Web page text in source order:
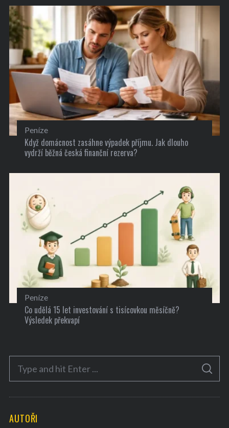
Peníze
Když domácnost zasáhne výpadek příjmu. Jak dlouho
vydrží běžná česká finanční rezerva?
Peníze
Co udělá 15 let investování s tisícovkou měsíčně?
Výsledek překvapí
c
S
A
C
AUTOŘI